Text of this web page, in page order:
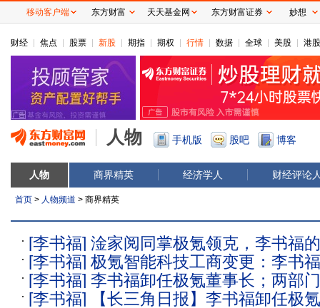
财经 焦点 股票 新股 期指 期权 行情 数据 全球 美股 港股
人物 手机版 股吧 博客
人物 商界精英 经济学人 财经评论
首页 > 人物频道 > 商界精英
[李书福] 淦家阅同掌极氪领克，李书福
略再落一子
[李书福] 极氪智能科技工商变更：李书
淦家阅接任法定代表人
[李书福] 李书福卸任极氪董事长；两部
性竞争车企丨汽车早参
[李书福]
【长三角日报】李书福卸任极
移动客户端 东方财富 天天基金网 东方财富证券 妙想